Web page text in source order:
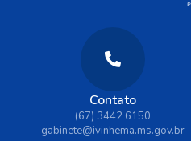
Contato
(67) 3442 6150
gabinete@ivinhema.ms.gov.br